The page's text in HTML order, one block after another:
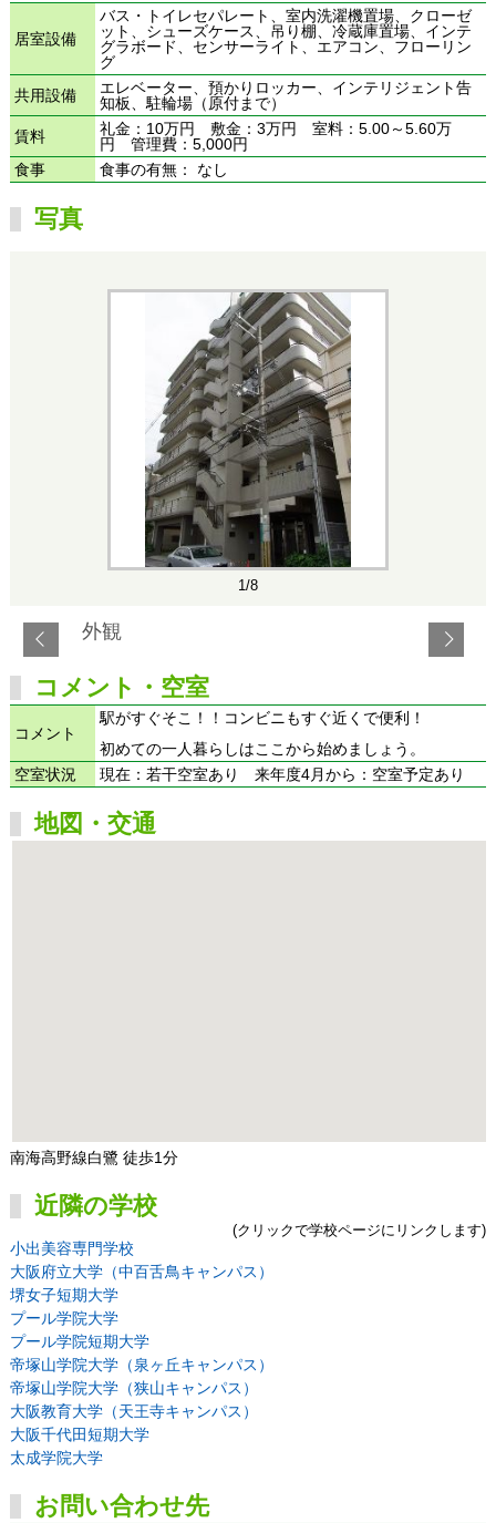
居室設備
バス・トイレセパレート、室内洗濯機置場、クローゼ
ット、シューズケース、吊り棚、冷蔵庫置場、インテ
グラボード、センサーライト、エアコン、フローリン
グ
共用設備
エレベーター、預かりロッカー、インテリジェント告
知板、駐輪場（原付まで）
賃料
礼金：10万円 敷金：3万円 室料：5.00～5.60万
円 管理費：5,000円
食事
食事の有無： なし
写真
1/8
外観
コメント・空室
コメント
駅がすぐそこ！！コンビニもすぐ近くで便利！
初めての一人暮らしはここから始めましょう。
空室状況
現在：若干空室あり 来年度4月から：空室予定あり
地図・交通
南海高野線白鷺 徒歩1分
近隣の学校
(クリックで学校ページにリンクします)
小出美容専門学校
大阪府立大学（中百舌鳥キャンパス）
堺女子短期大学
プール学院大学
プール学院短期大学
帝塚山学院大学（泉ヶ丘キャンパス）
帝塚山学院大学（狭山キャンパス）
大阪教育大学（天王寺キャンパス）
大阪千代田短期大学
太成学院大学
お問い合わせ先